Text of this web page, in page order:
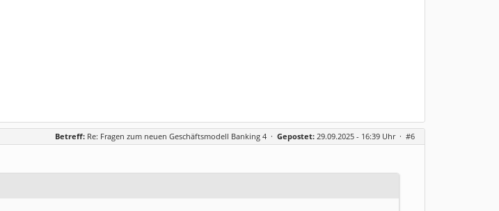
Betreff: Re: Fragen zum neuen Geschäftsmodell Banking 4 · Gepostet: 29.09.2025 - 16:39 Uhr · #6